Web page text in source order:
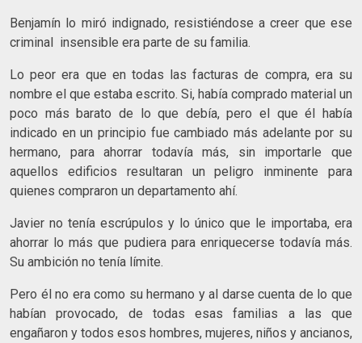
Benjamín lo miró indignado, resistiéndose a creer que ese
criminal insensible era parte de su familia.
Lo peor era que en todas las facturas de compra, era su
nombre el que estaba escrito. Si, había comprado material un
poco más barato de lo que debía, pero el que él había
indicado en un principio fue cambiado más adelante por su
hermano, para ahorrar todavía más, sin importarle que
aquellos edificios resultaran un peligro inminente para
quienes compraron un departamento ahí.
Javier no tenía escrúpulos y lo único que le importaba, era
ahorrar lo más que pudiera para enriquecerse todavía más.
Su ambición no tenía límite.
Pero él no era como su hermano y al darse cuenta de lo que
habían provocado, de todas esas familias a las que
engañaron y todos esos hombres, mujeres, niños y ancianos,